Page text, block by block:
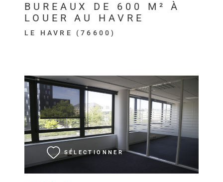
BUREAUX DE 600 M² À
LOUER AU HAVRE
LE HAVRE (76600)
SÉLECTIONNER
VOIR LE BIEN